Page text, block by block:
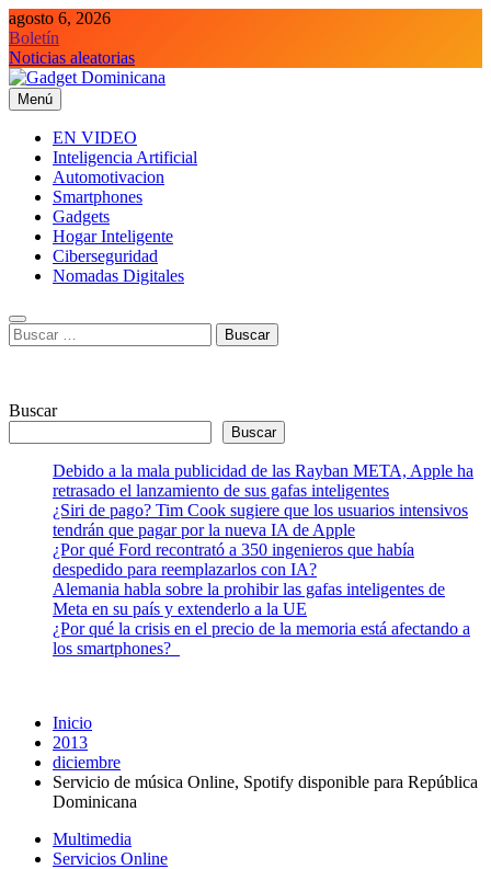
Saltar
al
contenido
agosto 6, 2026
Boletín
Noticias aleatorias
Gadget Dominicana
Gadgets y Tecnología de consumo
Menú
EN VIDEO
Inteligencia Artificial
Automotivacion
Smartphones
Gadgets
Hogar Inteligente
Ciberseguridad
Nomadas Digitales
Buscar:
Buscar
Buscar
Debido a la mala publicidad de las Rayban META, Apple ha
retrasado el lanzamiento de sus gafas inteligentes
¿Siri de pago? Tim Cook sugiere que los usuarios intensivos
tendrán que pagar por la nueva IA de Apple
¿Por qué Ford recontrató a 350 ingenieros que había
despedido para reemplazarlos con IA?
Alemania habla sobre la prohibir las gafas inteligentes de
Meta en su país y extenderlo a la UE
¿Por qué la crisis en el precio de la memoria está afectando a
los smartphones?
Inicio
2013
diciembre
Servicio de música Online, Spotify disponible para República
Dominicana
Multimedia
Servicios Online